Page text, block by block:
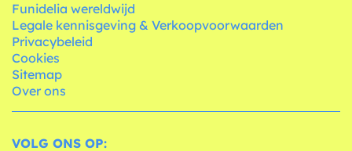
Funidelia wereldwijd
Legale kennisgeving & Verkoopvoorwaarden
Privacybeleid
Cookies
Sitemap
Over ons
VOLG ONS OP: